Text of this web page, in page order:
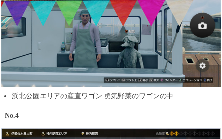
浜北公園エリアの産直ワゴン 勇気野菜のワゴンの中
No.4